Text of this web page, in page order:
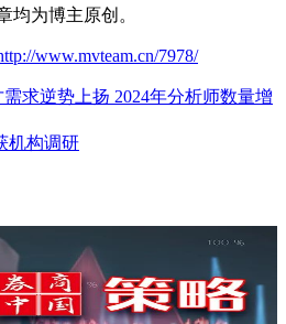
均为博主原创。
www.mvteam.cn/7978/
求逆势上扬 2024年分析师数量增
机构调研